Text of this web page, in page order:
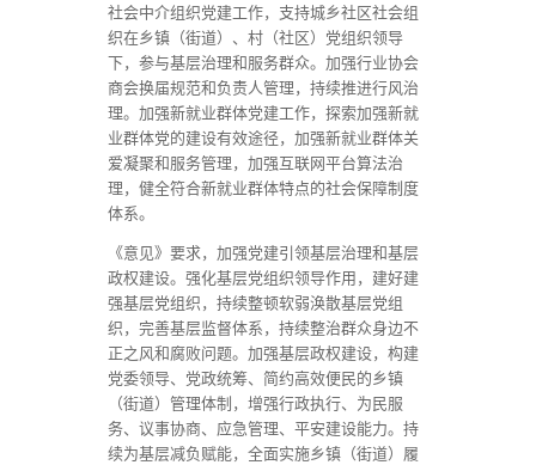
社会中介组织党建工作，支持城乡社区社会组
织在乡镇（街道）、村（社区）党组织领导
下，参与基层治理和服务群众。加强行业协会
商会换届规范和负责人管理，持续推进行风治
理。加强新就业群体党建工作，探索加强新就
业群体党的建设有效途径，加强新就业群体关
爱凝聚和服务管理，加强互联网平台算法治
理，健全符合新就业群体特点的社会保障制度
体系。
《意见》要求，加强党建引领基层治理和基层
政权建设。强化基层党组织领导作用，建好建
强基层党组织，持续整顿软弱涣散基层党组
织，完善基层监督体系，持续整治群众身边不
正之风和腐败问题。加强基层政权建设，构建
党委领导、党政统筹、简约高效便民的乡镇
（街道）管理体制，增强行政执行、为民服
务、议事协商、应急管理、平安建设能力。持
续为基层减负赋能，全面实施乡镇（街道）履